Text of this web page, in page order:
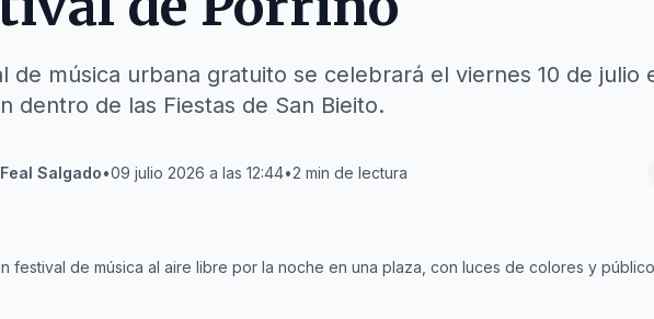
de música urbana gratuito se celebrará el viernes 10 de julio
dentro de las Fiestas de San Bieito.
Salgado•09 julio 2026 a las 12:44•2 min de lectura
festival de música al aire libre por la noche en una plaza, con luces de colores y